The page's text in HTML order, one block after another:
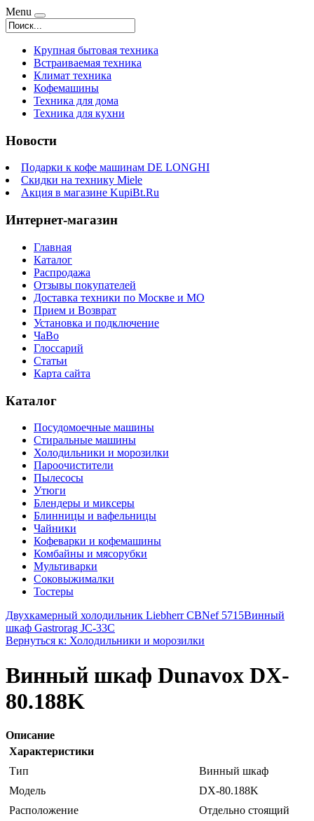
Menu
Крупная бытовая техника
Встраиваемая техника
Климат техника
Кофемашины
Техника для дома
Техника для кухни
Новости
Подарки к кофе машинам DE LONGHI
Скидки на технику Miele
Акция в магазине KupiBt.Ru
Интернет-магазин
Главная
Каталог
Распродажа
Отзывы покупателей
Доставка техники по Москве и МО
Прием и Возврат
Установка и подключение
ЧаВо
Глоссарий
Статьи
Карта сайта
Каталог
Посудомоечные машины
Стиральные машины
Холодильники и морозилки
Пароочистители
Пылесосы
Утюги
Блендеры и миксеры
Блинницы и вафельницы
Чайники
Кофеварки и кофемашины
Комбайны и мясорубки
Мультиварки
Соковыжималки
Тостеры
Двухкамерный холодильник Liebherr CBNef 5715Винный
шкаф Gastrorag JC-33C
Вернуться к: Холодильники и морозилки
Винный шкаф Dunavox DX-
80.188K
Описание
Характеристики
Тип
Винный шкаф
Модель
DX-80.188K
Расположение
Отдельно стоящий